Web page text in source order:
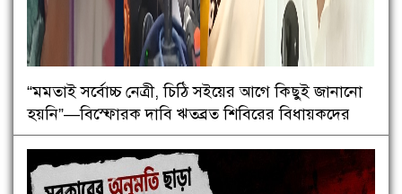
“মমতাই সর্বোচ্চ নেত্রী, চিঠি সইয়ের আগে কিছুই জানানো
হয়নি”—বিস্ফোরক দাবি ঋতব্রত শিবিরের বিধায়কদের